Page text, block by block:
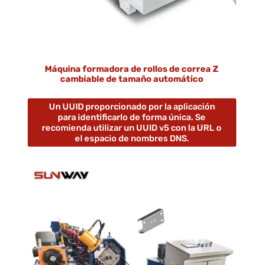
Máquina formadora de rollos de correa Z
cambiable de tamaño automático
Un UUID proporcionado por la aplicación
para identificarlo de forma única. Se
recomienda utilizar un UUID v5 con la URL o
el espacio de nombres DNS.